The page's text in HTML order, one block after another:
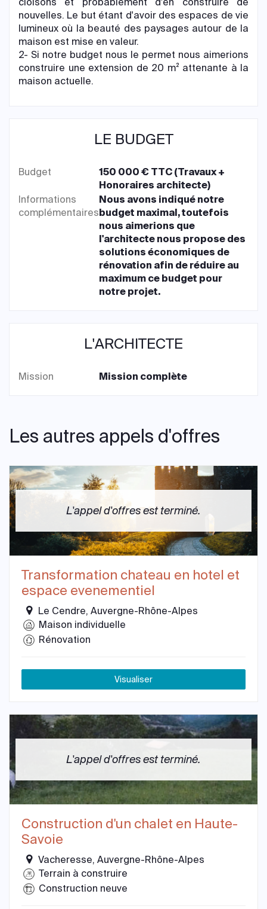
nouvelles. Le but étant d'avoir des espaces de vie
lumineux où la beauté des paysages autour de la
maison est mise en valeur.
2- Si notre budget nous le permet nous aimerions
construire une extension de 20 m² attenante à la
maison actuelle.
LE BUDGET
Budget
150 000 € TTC (Travaux +
Honoraires architecte)
Informations
complémentaires
Nous avons indiqué notre
budget maximal, toutefois
nous aimerions que
l'architecte nous propose des
solutions économiques de
rénovation afin de réduire au
maximum ce budget pour
notre projet.
L'ARCHITECTE
Mission Mission complète
Les autres appels d'offres
L'appel d'offres est terminé.
Transformation chateau en hotel et
espace evenementiel
Le Cendre, Auvergne-Rhône-Alpes
Maison individuelle
Rénovation
Visualiser
L'appel d'offres est terminé.
Construction d'un chalet en Haute-
Savoie
Vacheresse, Auvergne-Rhône-Alpes
Terrain à construire
Construction neuve